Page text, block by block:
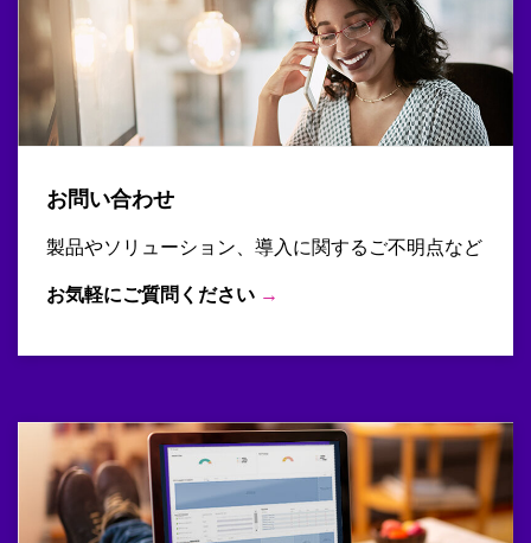
お問い合わせ
製品やソリューション、導入に関するご不明点など
お気軽にご質問ください →